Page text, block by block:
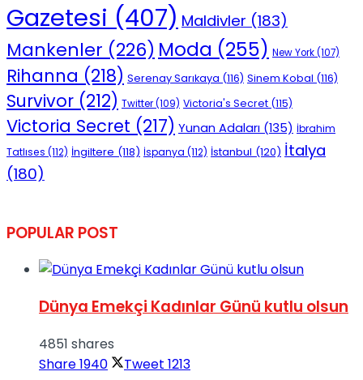
Gazetesi (407) Maldivler (183)
Mankenler (226) Moda (255) New York(107)
Rihanna (218) Serenay Sarıkaya (116) Sinem Kobal (116)
Survivor (212) Twitter(109) Victoria's Secret (115)
Victoria Secret (217) Yunan Adaları (135) İbrahim
Tatlıses (112) İngiltere (118) İspanya (112) İstanbul (120) İtalya
(180)
POPULAR POST
Dünya Emekçi Kadınlar Günü kutlu olsun
4851 shares
Share1940 Tweet 1213